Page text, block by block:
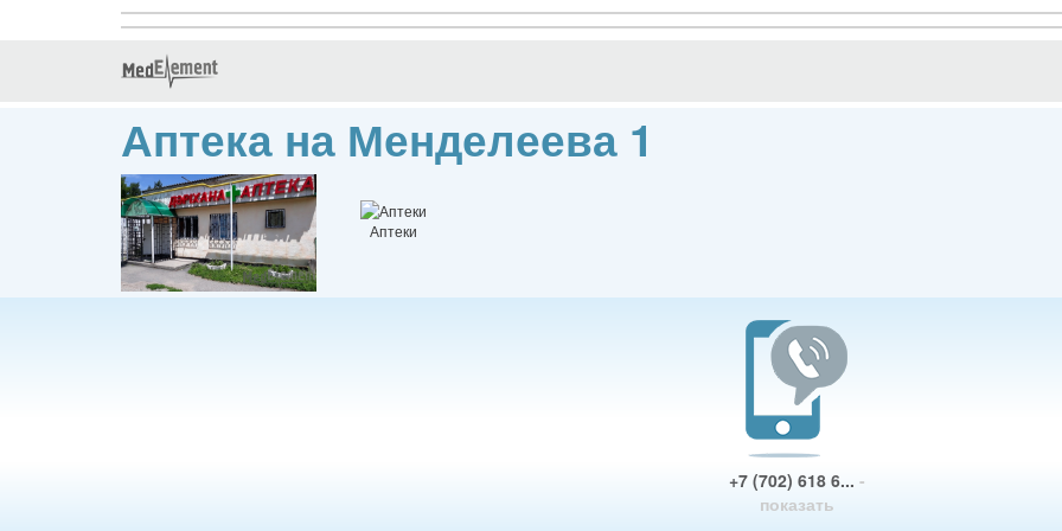
Аптека на Менделеева 1
Аптеки
+7 (702) 618 6... -
показать